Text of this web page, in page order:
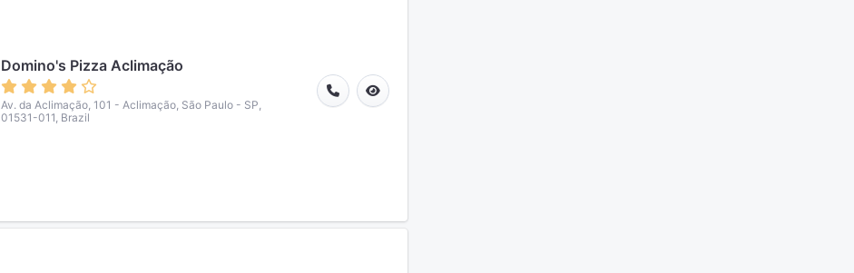
Domino's Pizza Aclimação
Av. da Aclimação, 101 - Aclimação, São Paulo - SP,
01531-011, Brazil